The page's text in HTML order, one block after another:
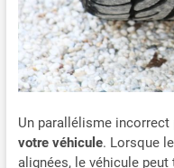
Un parallélisme incorrect
votre véhicule. Lorsque
alignées, le véhicule peut